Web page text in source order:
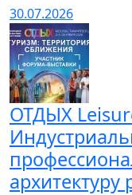
30.07.2026
ОТДЫХ
архитектуру